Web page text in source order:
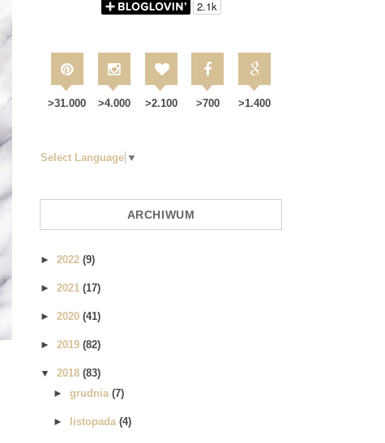
>31.000 >4.000 >2.100 >700 >1.400
Select Language ▼
ARCHIWUM
► 2022 (9)
► 2021 (17)
► 2020 (41)
► 2019 (82)
▼ 2018 (83)
► grudnia (7)
► listopada (4)